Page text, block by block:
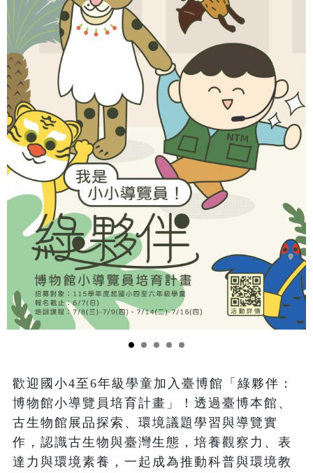
歡迎國小4至6年級學童加入臺博館「綠夥伴：
博物館小導覽員培育計畫」！透過臺博本館、
古生物館展品探索、環境議題學習與導覽實
作，認識古生物與臺灣生態，培養觀察力、表
達力與環境素養，一起成為推動科普與環境教